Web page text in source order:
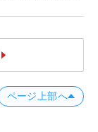
ページ上部へ